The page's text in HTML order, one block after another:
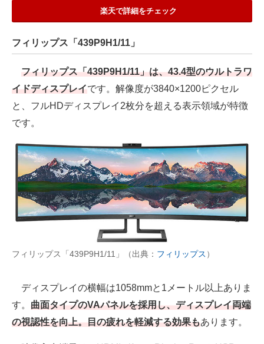
楽天で詳細をチェック
フィリップス「439P9H1/11」
フィリップス「439P9H1/11」は、43.4型のウルトラワ
イドディスプレイです。解像度が3840×1200ピクセル
と、フルHDディスプレイ2枚分を超える表示領域が特徴
です。
フィリップス「439P9H1/11」（出典： フィリップス ）
ディスプレイの横幅は1058mmと1メートル以上ありま
す。 曲面タイプのVAパネルを採用し、ディスプレイ両端
の視認性を向上。目の疲れを軽減する効果もあります。